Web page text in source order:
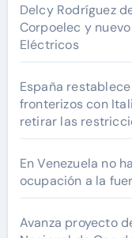
Delcy Rodríguez
Corpoelec y
Eléctricos
España
fronterizos con
retirar las
En Venezuela no
ocupación a la
Avanza proyecto